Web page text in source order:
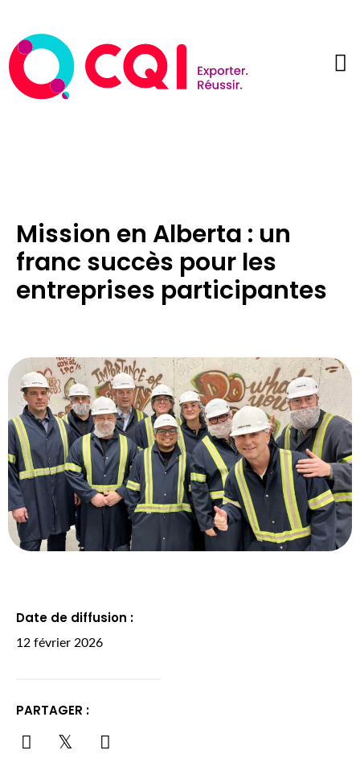
Mission en Alberta : un
franc succès pour les
entreprises participantes
Date de diffusion :
12 février 2026
PARTAGER :